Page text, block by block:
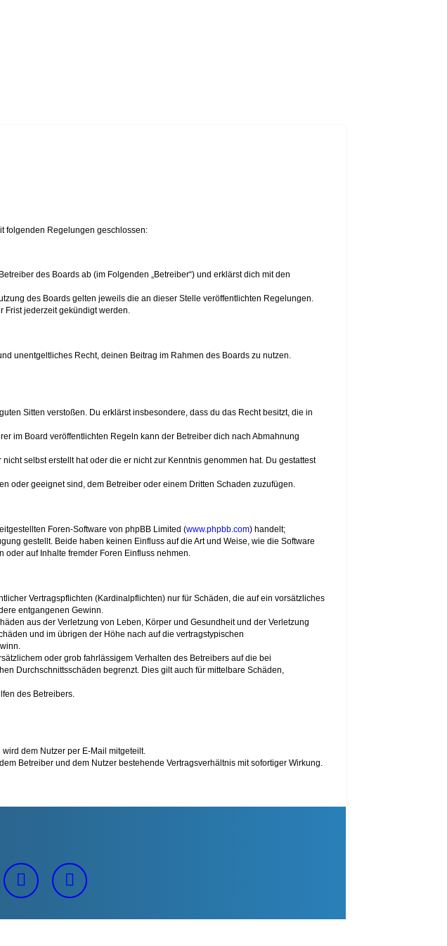
folgenden Regelungen geschlossen:
des Boards ab (im Folgenden „Betreiber“) und erklärst dich mit den
des Boards gelten jeweils die an dieser Stelle veröffentlichten Regelungen.
Frist jederzeit gekündigt werden.
unentgeltliches Recht, deinen Beitrag im Rahmen des Boards zu nutzen.
Sitten verstoßen. Du erklärst insbesondere, dass du das Recht besitzt, die in
im Board veröffentlichten Regeln kann der Betreiber dich nach Abmahnung
selbst erstellt hat oder die er nicht zur Kenntnis genommen hat. Du gestattest
oder geeignet sind, dem Betreiber oder einem Dritten Schaden zuzufügen.
Foren-Software von phpBB Limited (www.phpbb.com) handelt;
gestellt. Beide haben keinen Einfluss auf die Art und Weise, wie die Software
oder auf Inhalte fremder Foren Einfluss nehmen.
Vertragspflichten (Kardinalpflichten) nur für Schäden, die auf ein vorsätzliches
entgangenen Gewinn.
aus der Verletzung von Leben, Körper und Gesundheit und der Verletzung
und im übrigen der Höhe nach auf die vertragstypischen
oder grob fahrlässigem Verhalten des Betreibers auf die bei
Durchschnittsschäden begrenzt. Dies gilt auch für mittelbare Schäden,
des Betreibers.
dem Nutzer per E-Mail mitgeteilt.
Betreiber und dem Nutzer bestehende Vertragsverhältnis mit sofortiger Wirkung.